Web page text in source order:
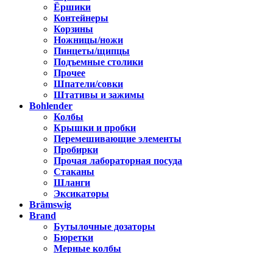
Ёршики
Контейнеры
Корзины
Ножницы/ножи
Пинцеты/щипцы
Подъемные столики
Прочее
Шпатели/совки
Штативы и зажимы
Bohlender
Колбы
Крышки и пробки
Перемешивающие элементы
Пробирки
Прочая лабораторная посуда
Стаканы
Шланги
Эксикаторы
Brämswig
Brand
Бутылочные дозаторы
Бюретки
Мерные колбы